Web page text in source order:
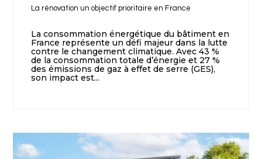
La rénovation un objectif prioritaire en France
La consommation énergétique du bâtiment en
France représente un défi majeur dans la lutte
contre le changement climatique. Avec 43 %
de la consommation totale d’énergie et 27 %
des émissions de gaz à effet de serre (GES),
son impact est...